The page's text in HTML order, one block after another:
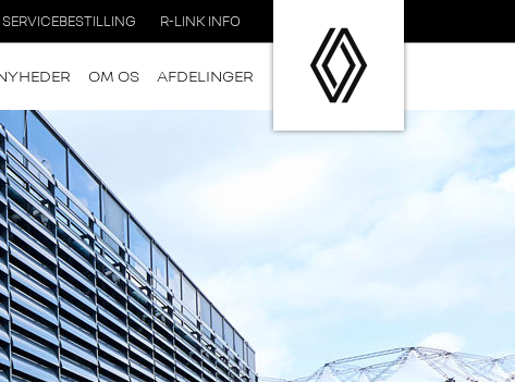
SERVICEBESTILLING R-LINK INFO
OM OS AFDELINGER